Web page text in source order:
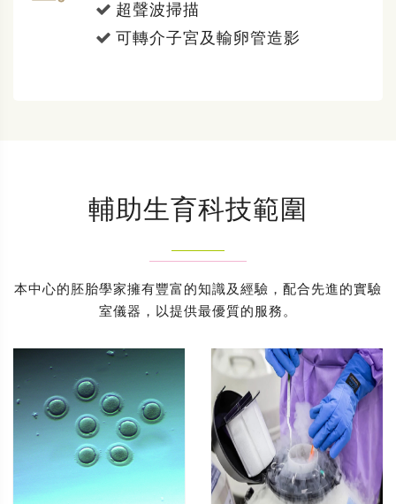
超聲波掃描
可轉介子宮及輸卵管造影
輔助生育科技範圍
本中心的胚胎學家擁有豐富的知識及經驗，配合先進的實驗
室儀器，以提供最優質的服務。